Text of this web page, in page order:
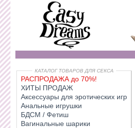
КАТАЛОГ ТОВАРОВ ДЛЯ СЕКСА
РАСПРОДАЖА до 70%!
ХИТЫ ПРОДАЖ
Аксессуары для эротических игр
Анальные игрушки
БДСМ / Фетиш
Вагинальные шарики